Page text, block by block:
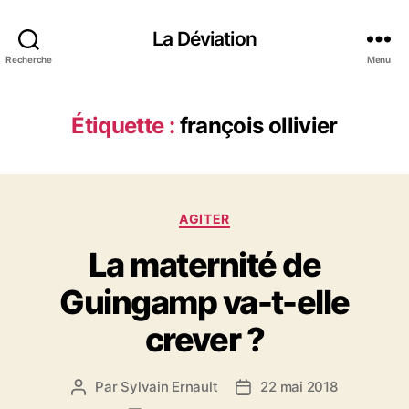
Recherche
La Déviation
Menu
Étiquette : françois ollivier
C
t
é
g
o
r
i
s
AGITER
La maternité de
Guingamp va-t-elle
crever ?
A Par Sylvain Ernault
D 22 mai 2018